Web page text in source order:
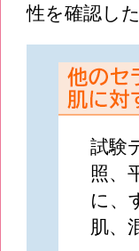
性を確認した
試験
照、
に、
肌、